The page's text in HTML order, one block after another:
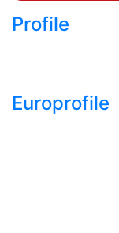
Profile
Europrofile